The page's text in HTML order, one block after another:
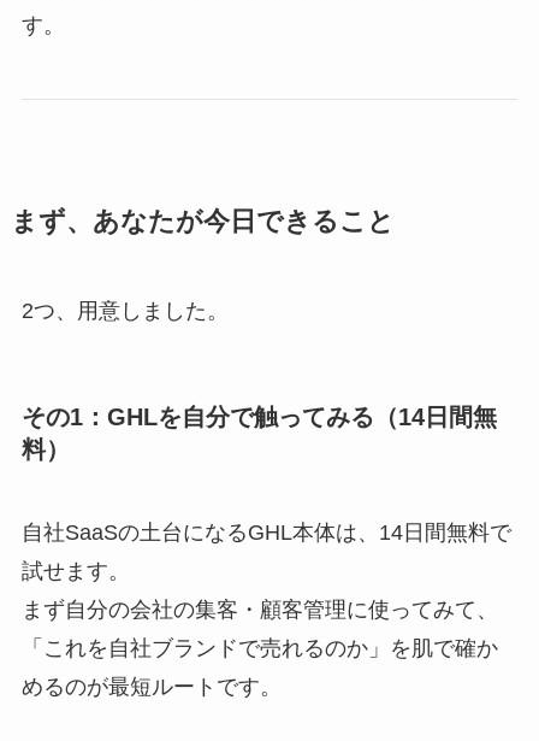
す。
まず、あなたが今日できること
2つ、用意しました。
その1：GHLを自分で触ってみる（14日間無
料）
自社SaaSの土台になるGHL本体は、14日間無料で
試せます。
まず自分の会社の集客・顧客管理に使ってみて、
「これを自社ブランドで売れるのか」を肌で確か
めるのが最短ルートです。